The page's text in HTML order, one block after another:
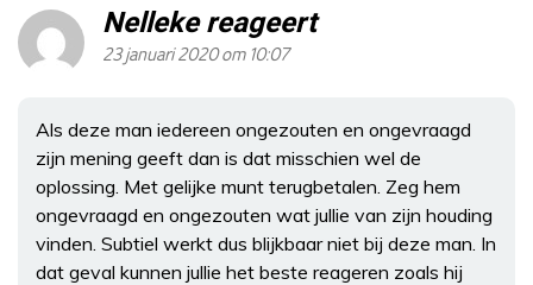
Nelleke reageert
23 januari 2020 om 10:07
Als deze man iedereen ongezouten en ongevraagd
zijn mening geeft dan is dat misschien wel de
oplossing. Met gelijke munt terugbetalen. Zeg hem
ongevraagd en ongezouten wat jullie van zijn houding
vinden. Subtiel werkt dus blijkbaar niet bij deze man. In
dat geval kunnen jullie het beste reageren zoals hij